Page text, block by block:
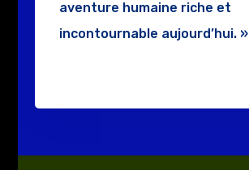
aventure humaine riche et
incontournable aujourd’hui. »